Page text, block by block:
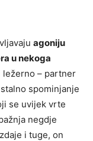
agoniju
u nekoga
ležerno – partner
spominjanje
se uvijek vrte
negdje
i tuge, on